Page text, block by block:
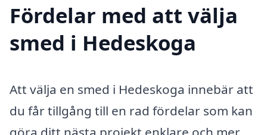
Fördelar med att välja
smed i Hedeskoga
Att välja en smed i Hedeskoga innebär att
du får tillgång till en rad fördelar som kan